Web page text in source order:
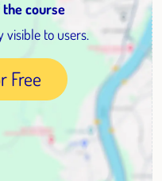
the course
visible to users.
Free